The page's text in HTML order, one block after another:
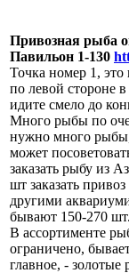
Привозная рыба
Павильон 1-130
Точка номер 1, это
по левой стороне
идите смело до
Много рыбы по
нужно много рыбы,
может
заказать рыбу из
шт заказать
другими
бывают 150-270 шт.
В ассортименте
ограничено,
главное, - золотые